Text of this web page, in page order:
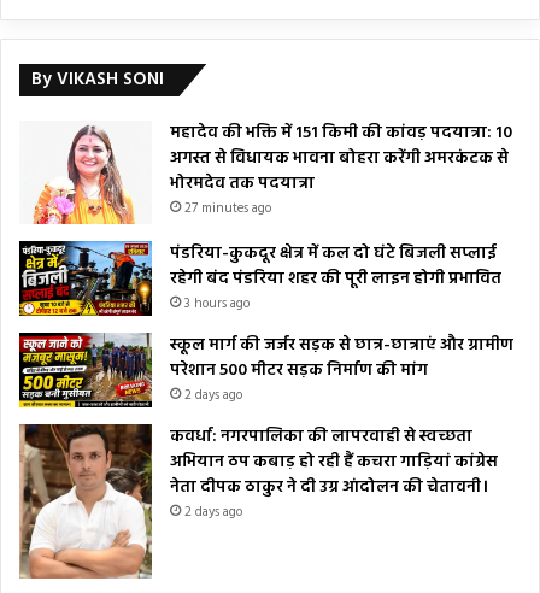
By VIKASH SONI
महादेव की भक्ति में 151 किमी की कांवड़ पदयात्रा: 10
अगस्त से विधायक भावना बोहरा करेंगी अमरकंटक से
भोरमदेव तक पदयात्रा
27 minutes ago
पंडरिया-कुकदूर क्षेत्र में कल दो घंटे बिजली सप्लाई
रहेगी बंद पंडरिया शहर की पूरी लाइन होगी प्रभावित
3 hours ago
स्कूल मार्ग की जर्जर सड़क से छात्र-छात्राएं और ग्रामीण
परेशान 500 मीटर सड़क निर्माण की मांग
2 days ago
कवर्धा: नगरपालिका की लापरवाही से स्वच्छता
अभियान ठप कबाड़ हो रही हैं कचरा गाड़ियां कांग्रेस
नेता दीपक ठाकुर ने दी उग्र आंदोलन की चेतावनी।
2 days ago